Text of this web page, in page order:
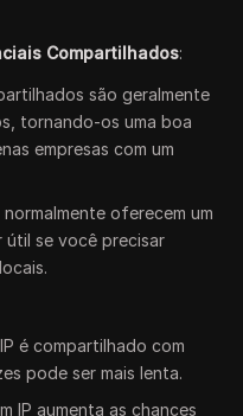
Compartilhados:
são geralmente
tornando-os uma boa
empresas com um
oferecem um
útil se você precisar
é compartilhado com
pode ser mais lenta.
IP aumenta as chances